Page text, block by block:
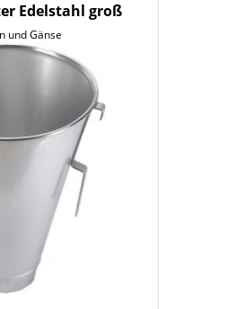
Edelstahl groß
und Gänse